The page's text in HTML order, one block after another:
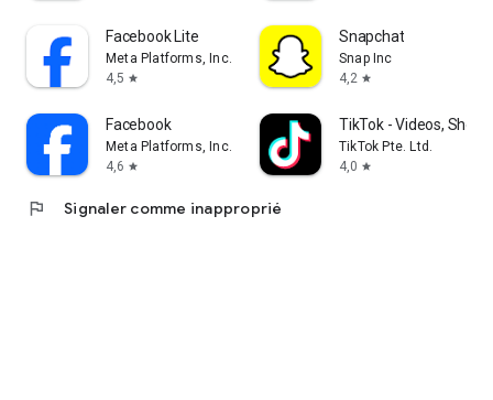
Facebook Lite
Meta Platforms, Inc.
4,5 star
Snapchat
Snap Inc
4,2 star
Facebook
Meta Platforms, Inc.
4,6 star
TikTok - Videos, Shop
TikTok Pte. Ltd.
4,0 star
flag Signaler comme inapproprié